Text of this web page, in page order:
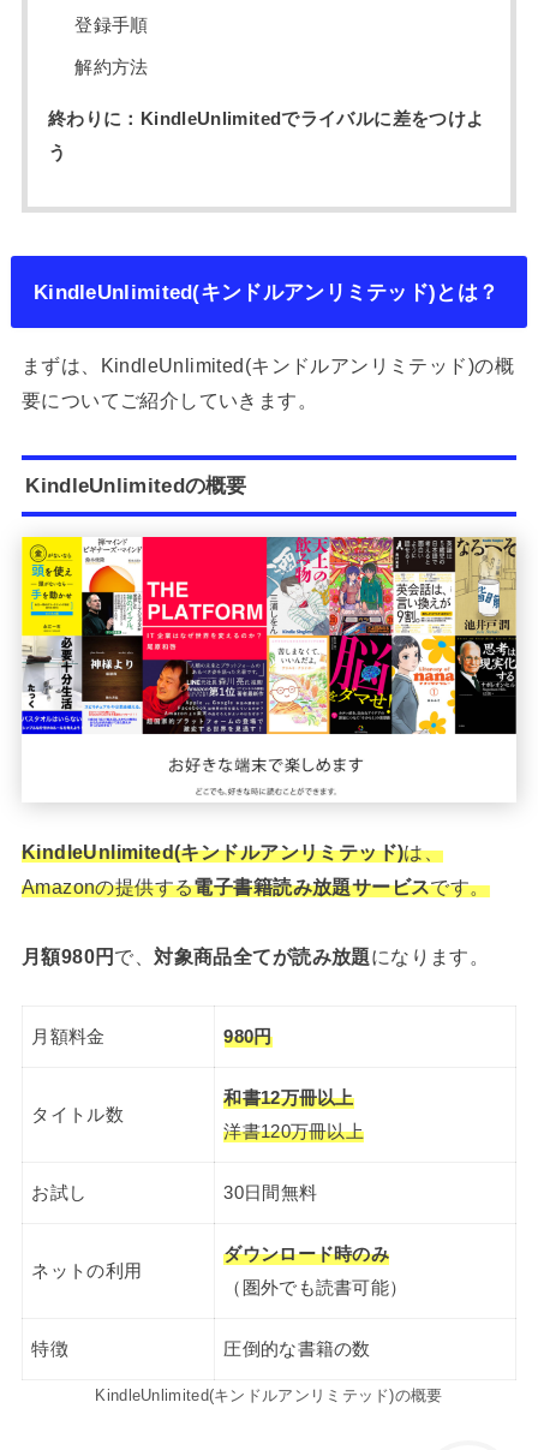
登録手順
解約方法
終わりに：KindleUnlimitedでライバルに差をつけよ
う
KindleUnlimited(キンドルアンリミテッド)とは？
まずは、KindleUnlimited(キンドルアンリミテッド)の概
要についてご紹介していきます。
KindleUnlimitedの概要
KindleUnlimited(キンドルアンリミテッド)は、
Amazonの提供する電子書籍読み放題サービスです。
月額980円 で、対象商品全てが読み放題になります。
月額料金 980円
タイトル数
和書12万冊以上
洋書120万冊以上
お試し 30日間無料
ネットの利用
ダウンロード時のみ
（圏外でも読書可能）
特徴 圧倒的な書籍の数
KindleUnlimited(キンドルアンリミテッド)の概要